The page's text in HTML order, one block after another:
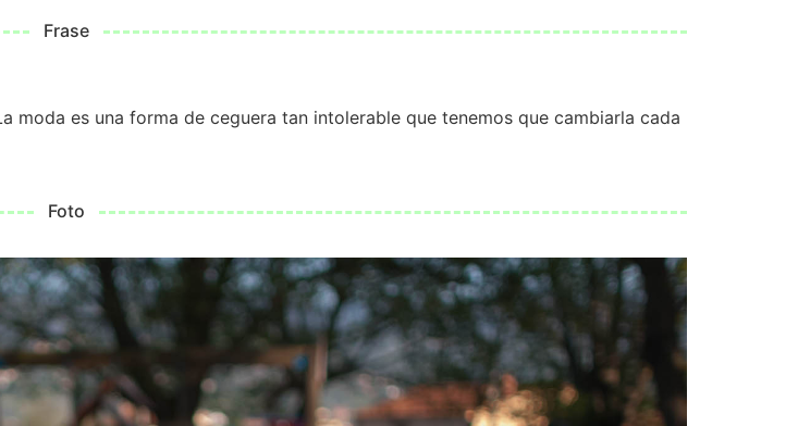
Frase
es una forma de ceguera tan intolerable que tenemos que cambiarla cada
Foto